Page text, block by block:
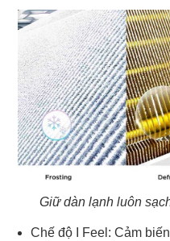
Giữ dàn lạnh luôn
Chế độ I Feel: Cảm